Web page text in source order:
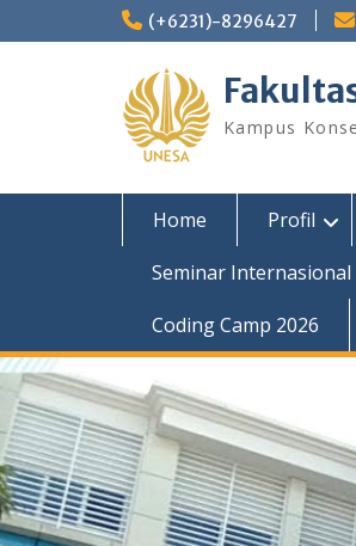
to
(+6231)-8296427
Kampus
Home Profil
Seminar Internasional
Coding Camp 2026